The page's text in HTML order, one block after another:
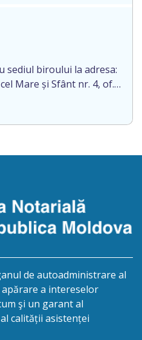
la data de 12.01.2026
două mii douăzeci și
de moștenitor este
sediul biroului la adresa:
Mare și Sfânt nr. 4, of.
cet. BOSÎNCEANU
cod personal
mii douăzeci și unu/.
de autoadministrare al
a intereselor
şi un garant al
calității asistenței